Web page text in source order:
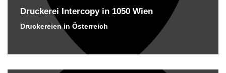
Druckerei Intercopy in 1050 Wien
Druckereien in Österreich